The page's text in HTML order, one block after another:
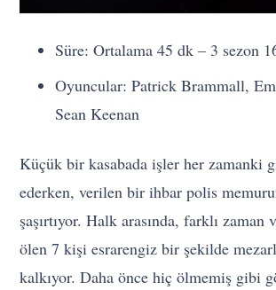
Süre: Ortalama 45 dk – 3 sezon
Oyuncular: Patrick Brammall,
Sean Keenan
Küçük bir kasabada işler her zamanki
ederken, verilen bir ihbar polis
şaşırtıyor. Halk arasında, farklı zaman
ölen 7 kişi esrarengiz bir şekilde
kalkıyor. Daha önce hiç ölmemiş gibi